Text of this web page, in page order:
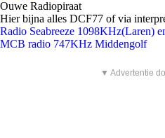
Ouwe Radiopiraat
Hier bijna alles DCF77 of via
Radio Seabreeze 1098KHz(Laren)
MCB radio 747KHz Middengolf
▼ Advertentie